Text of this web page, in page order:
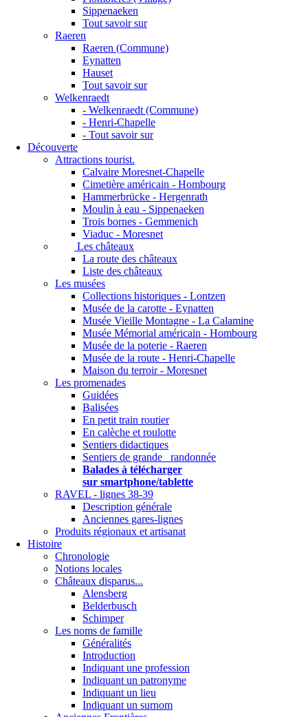
Sippenaeken
Tout savoir sur
Raeren
Raeren (Commune)
Eynatten
Hauset
Tout savoir sur
Welkenraedt
- Welkenraedt (Commune)
- Henri-Chapelle
- Tout savoir sur
Découverte
Attractions tourist.
Calvaire Moresnet-Chapelle
Cimetière américain - Hombourg
Hammerbrücke - Hergenrath
Moulin à eau - Sippenaeken
Trois bornes - Gemmenich
Viaduc - Moresnet
Les châteaux
La route des châteaux
Liste des châteaux
Les musées
Collections historiques - Lontzen
Musée de la carotte - Eynatten
Musée Vieille Montagne - La Calamine
Musée Mémorial américain - Hombourg
Musée de la poterie - Raeren
Musée de la route - Henri-Chapelle
Maison du terroir - Moresnet
Les promenades
Guidées
Balisées
En petit train routier
En calèche et roulotte
Sentiers didactiques
Sentiers de grande randonnée
Balades à télécharger
sur smartphone/tablette
RAVEL - lignes 38-39
Description générale
Anciennes gares-lignes
Produits régionaux et artisanat
Histoire
Chronologie
Notions locales
Châteaux disparus...
Alensberg
Belderbusch
Schimper
Les noms de famille
Généralités
Introduction
Indiquant une profession
Indiquant un patronyme
Indiquant un lieu
Indiquant un surnom